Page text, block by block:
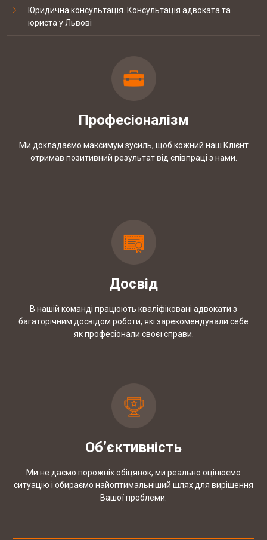
КЕЙС: Закриття справи по ст. 130 КУпАП
КЕЙС: Закриття справи про домашнє
насильство при необґрунтованому
звинуваченні
Юридична консультація. Консультація адвоката та
юриста у Львові
Професіоналізм
Ми докладаємо максимум зусиль, щоб кожний наш Клієнт
отримав позитивний результат від співпраці з нами.
Досвід
В нашій команді працюють кваліфіковані адвокати з
багаторічним досвідом роботи, які зарекомендували себе
як професіонали своєї справи.
Об’єктивність
Ми не даємо порожніх обіцянок, ми реально оцінюємо
ситуацію і обираємо найоптимальніший шлях для вирішення
Вашої проблеми.